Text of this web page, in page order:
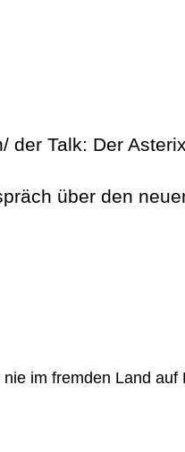
der Talk: Der
über den
im fremden Land auf